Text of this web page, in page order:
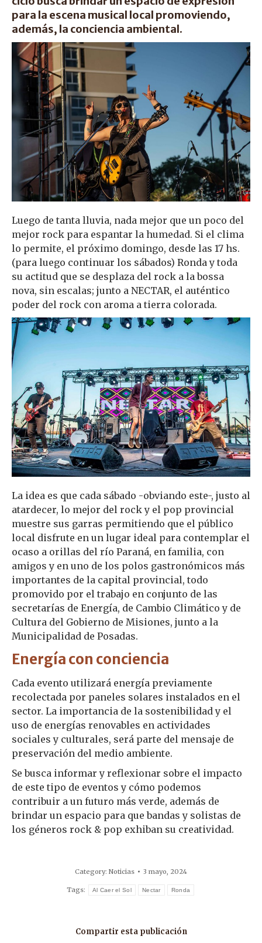
para la escena musical local promoviendo,
además, la conciencia ambiental.
Luego de tanta lluvia, nada mejor que un poco del
mejor rock para espantar la humedad. Si el clima
lo permite, el próximo domingo, desde las 17 hs.
(para luego continuar los sábados) Ronda y toda
su actitud que se desplaza del rock a la bossa
nova, sin escalas; junto a NECTAR, el auténtico
poder del rock con aroma a tierra colorada.
La idea es que cada sábado -obviando este-, justo al
atardecer, lo mejor del rock y el pop provincial
muestre sus garras permitiendo que el público
local disfrute en un lugar ideal para contemplar el
ocaso a orillas del río Paraná, en familia, con
amigos y en uno de los polos gastronómicos más
importantes de la capital provincial, todo
promovido por el trabajo en conjunto de las
secretarías de Energía, de Cambio Climático y de
Cultura del Gobierno de Misiones, junto a la
Municipalidad de Posadas.
Energía con conciencia
Cada evento utilizará energía previamente
recolectada por paneles solares instalados en el
sector. La importancia de la sostenibilidad y el
uso de energías renovables en actividades
sociales y culturales, será parte del mensaje de
preservación del medio ambiente.
Se busca informar y reflexionar sobre el impacto
de este tipo de eventos y cómo podemos
contribuir a un futuro más verde, además de
brindar un espacio para que bandas y solistas de
los géneros rock & pop exhiban su creatividad.
Category: Noticias 3 mayo, 2024
Tags: Al Caer el Sol Nectar Ronda
Compartir esta publicación